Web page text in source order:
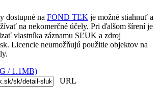
dostupné na FOND TĽK je možné stiahnuť a
na nekomerčné účely. Pri ďalšom šírení je
vlastníka záznamu SĽUK a zdroj
Licencie neumožňujú použitie objektov na
/ 1.1MB)
URL